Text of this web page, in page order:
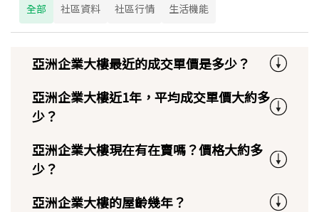
全部 社區資料 社區行情 生活機能
亞洲企業大樓最近的成交單價是多少？
亞洲企業大樓近1年，平均成交單價大約多
少？
亞洲企業大樓現在有在賣嗎？價格大約多
少？
亞洲企業大樓的屋齡幾年？